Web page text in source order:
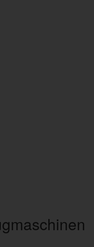
maschinen